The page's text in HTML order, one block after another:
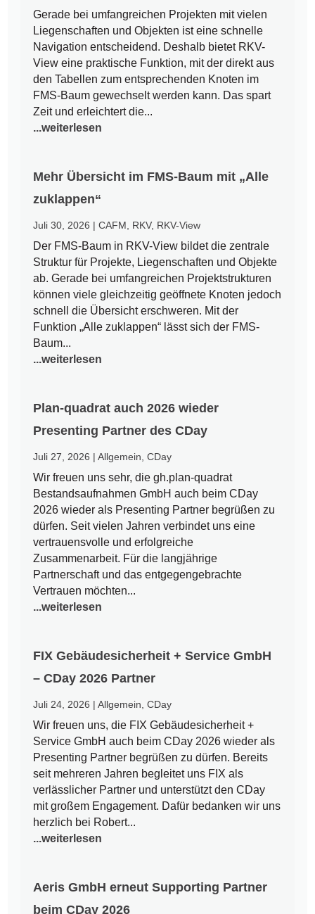
Gerade bei umfangreichen Projekten mit vielen
Liegenschaften und Objekten ist eine schnelle
Navigation entscheidend. Deshalb bietet RKV-
View eine praktische Funktion, mit der direkt aus
den Tabellen zum entsprechenden Knoten im
FMS-Baum gewechselt werden kann. Das spart
Zeit und erleichtert die...
...weiterlesen
Mehr Übersicht im FMS-Baum mit „Alle
zuklappen“
Juli 30, 2026 |CAFM RKV, RKV-View
Der FMS-Baum in RKV-View bildet die zentrale
Struktur für Projekte, Liegenschaften und Objekte
ab. Gerade bei umfangreichen Projektstrukturen
können viele gleichzeitig geöffnete Knoten jedoch
schnell die Übersicht erschweren. Mit der
Funktion „Alle zuklappen“ lässt sich der FMS-
Baum...
...weiterlesen
Plan-quadrat auch 2026 wieder
Presenting Partner des CDay
Juli 27, 2026 |Allgemein ,CDay
Wir freuen uns sehr, die gh.plan-quadrat
Bestandsaufnahmen GmbH auch beim CDay
2026 wieder als Presenting Partner begrüßen zu
dürfen. Seit vielen Jahren verbindet uns eine
vertrauensvolle und erfolgreiche
Zusammenarbeit. Für die langjährige
Partnerschaft und das entgegengebrachte
Vertrauen möchten...
...weiterlesen
FIX Gebäudesicherheit + Service GmbH
– CDay 2026 Partner
Juli 24, 2026 |Allgemein ,CDay
Wir freuen uns, die FIX Gebäudesicherheit +
Service GmbH auch beim CDay 2026 wieder als
Presenting Partner begrüßen zu dürfen. Bereits
seit mehreren Jahren begleitet uns FIX als
verlässlicher Partner und unterstützt den CDay
mit großem Engagement. Dafür bedanken wir uns
herzlich bei Robert...
...weiterlesen
Aeris GmbH erneut Supporting Partner
beim CDay 2026